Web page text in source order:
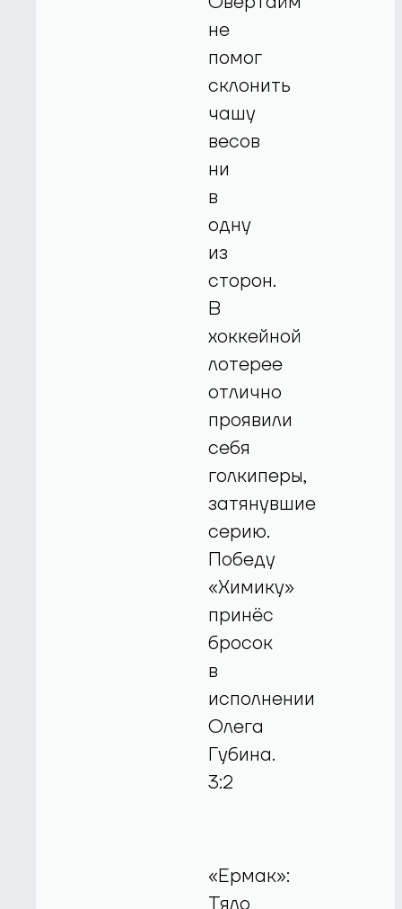
не
помог
склонить
чашу
весов
ни
в
одну
из
сторон.
В
хоккейной
лотерее
отлично
проявили
себя
голкиперы,
затянувшие
серию.
Победу
«Химику»
принёс
бросок
в
исполнении
Олега
Губина.
3:2
«Ермак»:
Тяло